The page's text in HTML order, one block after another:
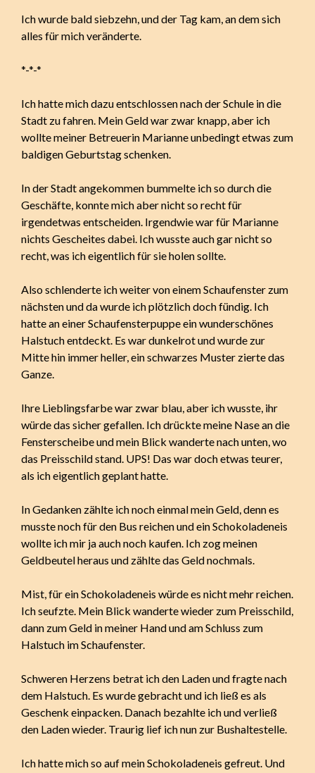
Ich wurde bald siebzehn, und der Tag kam, an dem sich
alles für mich veränderte.
*-*-*
Ich hatte mich dazu entschlossen nach der Schule in die
Stadt zu fahren. Mein Geld war zwar knapp, aber ich
wollte meiner Betreuerin Marianne unbedingt etwas zum
baldigen Geburtstag schenken.
In der Stadt angekommen bummelte ich so durch die
Geschäfte, konnte mich aber nicht so recht für
irgendetwas entscheiden. Irgendwie war für Marianne
nichts Gescheites dabei. Ich wusste auch gar nicht so
recht, was ich eigentlich für sie holen sollte.
Also schlenderte ich weiter von einem Schaufenster zum
nächsten und da wurde ich plötzlich doch fündig. Ich
hatte an einer Schaufensterpuppe ein wunderschönes
Halstuch entdeckt. Es war dunkelrot und wurde zur
Mitte hin immer heller, ein schwarzes Muster zierte das
Ganze.
Ihre Lieblingsfarbe war zwar blau, aber ich wusste, ihr
würde das sicher gefallen. Ich drückte meine Nase an die
Fensterscheibe und mein Blick wanderte nach unten, wo
das Preisschild stand. UPS! Das war doch etwas teurer,
als ich eigentlich geplant hatte.
In Gedanken zählte ich noch einmal mein Geld, denn es
musste noch für den Bus reichen und ein Schokoladeneis
wollte ich mir ja auch noch kaufen. Ich zog meinen
Geldbeutel heraus und zählte das Geld nochmals.
Mist, für ein Schokoladeneis würde es nicht mehr reichen.
Ich seufzte. Mein Blick wanderte wieder zum Preisschild,
dann zum Geld in meiner Hand und am Schluss zum
Halstuch im Schaufenster.
Schweren Herzens betrat ich den Laden und fragte nach
dem Halstuch. Es wurde gebracht und ich ließ es als
Geschenk einpacken. Danach bezahlte ich und verließ
den Laden wieder. Traurig lief ich nun zur Bushaltestelle.
Ich hatte mich so auf mein Schokoladeneis gefreut. Und